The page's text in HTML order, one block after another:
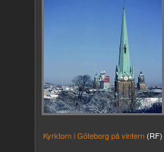
Kyrktorn i Göteborg på vintern (RF)